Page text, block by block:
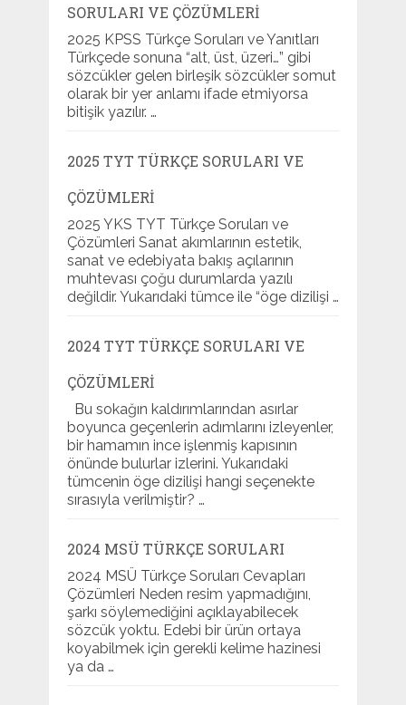
SORULARI VE ÇÖZÜMLERI
2025 KPSS Türkçe Soruları ve Yanıtları
Türkçede sonuna “alt, üst, üzeri…” gibi
sözcükler gelen birleşik sözcükler somut
olarak bir yer anlamı ifade etmiyorsa
bitişik yazılır. …
2025 TYT TÜRKÇE SORULARI VE
ÇÖZÜMLERI
2025 YKS TYT Türkçe Soruları ve
Çözümleri Sanat akımlarının estetik,
sanat ve edebiyata bakış açılarının
muhtevası çoğu durumlarda yazılı
değildir. Yukarıdaki tümce ile “öge dizilişi …
2024 TYT TÜRKÇE SORULARI VE
ÇÖZÜMLERI
Bu sokağın kaldırımlarından asırlar
boyunca geçenlerin adımlarını izleyenler,
bir hamamın ince işlenmiş kapısının
önünde bulurlar izlerini. Yukarıdaki
tümcenin öge dizilişi hangi seçenekte
sırasıyla verilmiştir? …
2024 MSÜ TÜRKÇE SORULARI
2024 MSÜ Türkçe Soruları Cevapları
Çözümleri Neden resim yapmadığını,
şarkı söylemediğini açıklayabilecek
sözcük yoktu. Edebi bir ürün ortaya
koyabilmek için gerekli kelime hazinesi
ya da …